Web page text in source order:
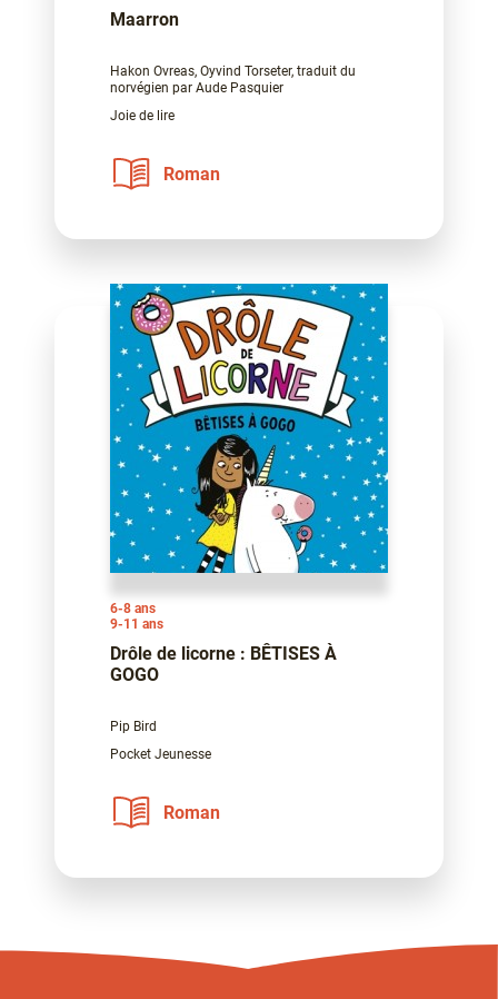
Maarron
Hakon Ovreas, Oyvind Torseter, traduit du
norvégien par Aude Pasquier
Joie de lire
Roman
6-8 ans
9-11 ans
Drôle de licorne : BÊTISES À
GOGO
Pip Bird
Pocket Jeunesse
Roman